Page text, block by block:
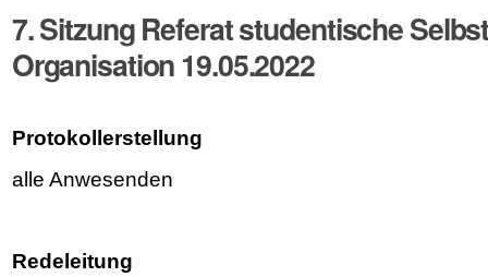
7. Sitzung Referat studentische
Organisation 19.05.2022
Protokollerstellung
alle Anwesenden
Redeleitung